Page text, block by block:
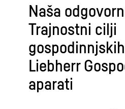
Naša
Trajnostni cilji
Liebherr
aparati